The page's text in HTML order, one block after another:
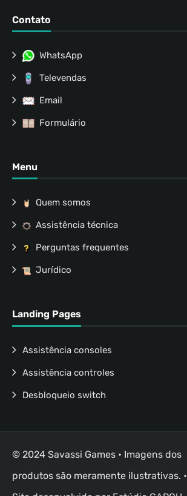
Contato
WhatsApp
Televendas
Email
Formulário
Menu
Quem somos
Assistência técnica
Perguntas frequentes
Jurídico
Landing Pages
Assistência consoles
Assistência controles
Desbloqueio switch
© 2024 Savassi Games • Imagens dos
produtos são meramente ilustrativas. •